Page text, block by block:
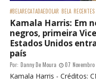
#BELARECATADAEDOLAR BELA RECENTES
Kamala Harris: Em
negros, primeira
Estados Unidos
país
Por: Danny De Moura 07 Novembro
Kamala Harris - Créditos: